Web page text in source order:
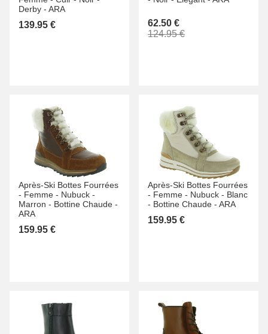
Derby - ARA
139.95 €
62.50 €
124.95 €
Après-Ski Bottes Fourrées
- Femme - Nubuck -
Marron - Bottine Chaude -
ARA
159.95 €
Après-Ski Bottes Fourrées
- Femme - Nubuck - Blanc
- Bottine Chaude - ARA
159.95 €